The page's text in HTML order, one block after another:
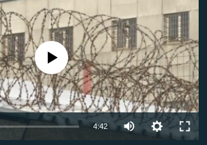
source currently available
4:42 Auto